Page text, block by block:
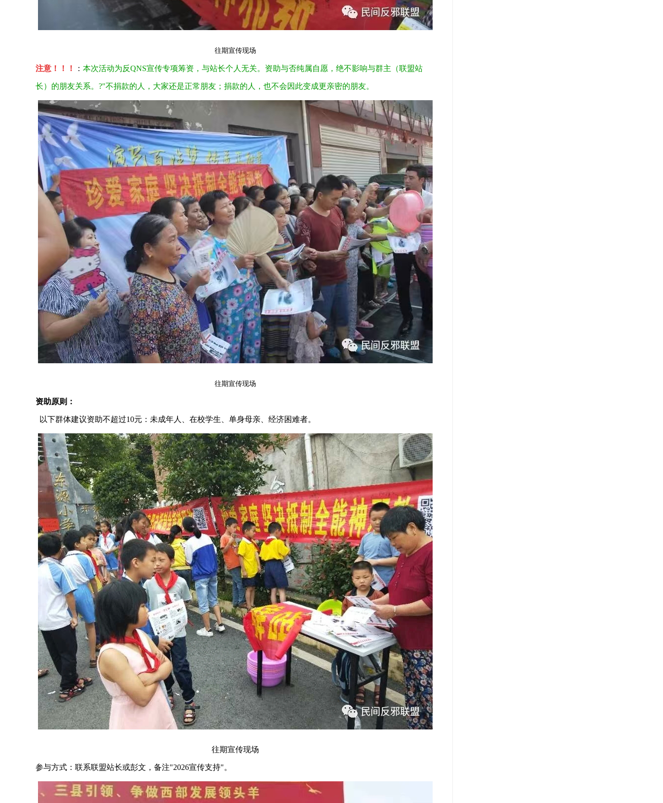
往期宣传现场
注意！！！ ： 本次活动为反QNS宣传专项筹资，与站长个人无关。资助与否纯属自愿，绝不影响与群主（联盟站
长）的朋友关系。?"不捐款的人，大家还是正常朋友；捐款的人，也不会因此变成更亲密的朋友。
往期宣传现场
资助原则：
以下群体建议资助不超过10元：未成年人、在校学生、单身母亲、经济困难者。
往期宣传现场
参与方式：联系联盟站长或彭文，备注"2026宣传支持"。